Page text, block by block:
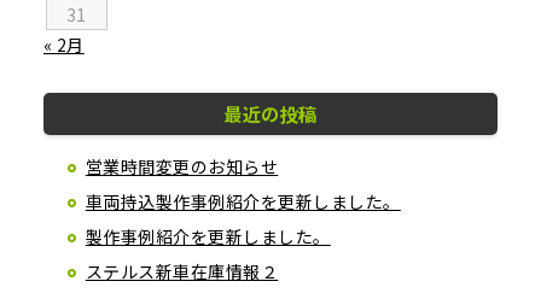
31
« 2月
最近の投稿
営業時間変更のお知らせ
車両持込製作事例紹介を更新しました。
製作事例紹介を更新しました。
ステルス新車在庫情報２